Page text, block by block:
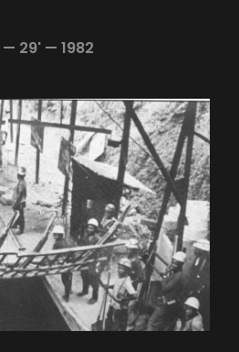
— 29' — 1982